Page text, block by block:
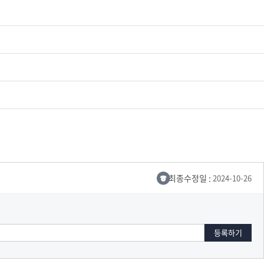
최종수정일 : 2024-10-26